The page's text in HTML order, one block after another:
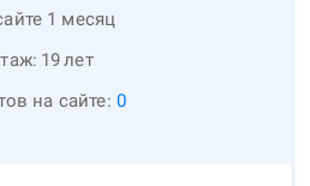
1 месяц
19лет
на сайте: 0